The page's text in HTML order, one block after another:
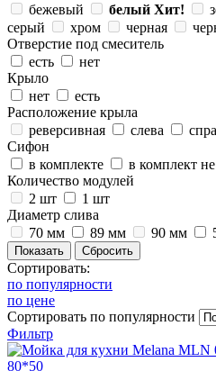
бежевый
белый Хит!
серый
хром черная
Отверстие под смеситель
есть
нет
Крыло
нет
есть
Расположение крыла
реверсивная
слева
Сифон
в комплекте
в комплект
Количество модулей
2 шт
1 шт
Диаметр слива
70 мм
89 мм 90 мм
Сортировать:
по популярности
по цене
Сортировать по популярности
Фильтр